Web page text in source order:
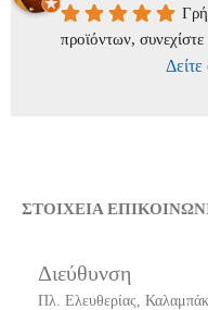
προϊόντων, συνεχίστε
Δείτε
ΣΤΟΙΧΕΙΑ
Διεύθυνση
Πλ. Ελευθερίας,